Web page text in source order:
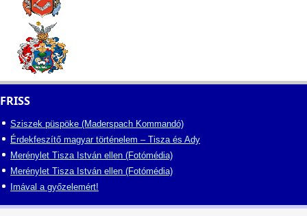
FRISS
Sziszek püspöke (Maderspach Kommandó)
Érdekfeszítő magyar történelem – Tisza és Ady
Merénylet Tisza István ellen (Fotómédia)
Merénylet Tisza István ellen (Fotómédia)
Imával a győzelemért!